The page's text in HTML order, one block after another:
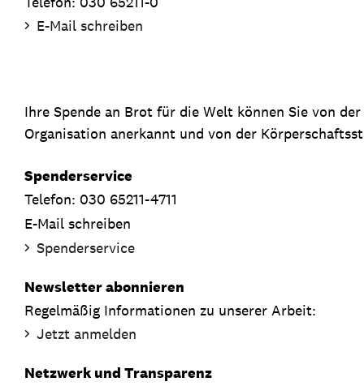
E-Mail schreiben
Ihre Spende an Brot für die Welt können Sie von
Organisation anerkannt und von der
Spenderservice
Telefon: 030 65211-4711
E-Mail schreiben
Spenderservice
Newsletter abonnieren
Regelmäßig Informationen zu unserer Arbeit:
Jetzt anmelden
Netzwerk und Transparenz